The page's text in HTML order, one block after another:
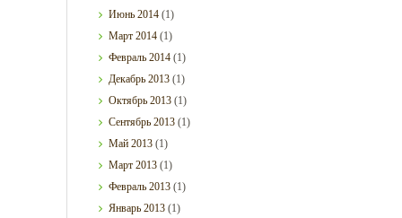
Июнь2014 (1)
Март2014 (1)
Февраль2014 (1)
Декабрь2013 (1)
Октябрь2013 (1)
Сентябрь2013 (1)
Май2013 (1)
Март2013 (1)
Февраль2013 (1)
Январь2013 (1)